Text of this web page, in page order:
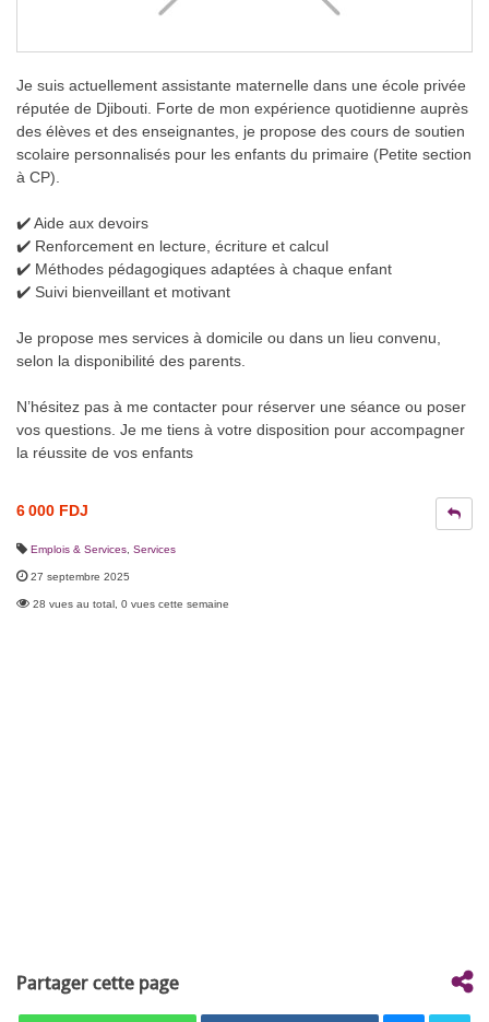
Je suis actuellement assistante maternelle dans une école privée
réputée de Djibouti. Forte de mon expérience quotidienne auprès
des élèves et des enseignantes, je propose des cours de soutien
scolaire personnalisés pour les enfants du primaire (Petite section
à CP).
✔️ Aide aux devoirs
✔️ Renforcement en lecture, écriture et calcul
✔️ Méthodes pédagogiques adaptées à chaque enfant
✔️ Suivi bienveillant et motivant
Je propose mes services à domicile ou dans un lieu convenu,
selon la disponibilité des parents.
N’hésitez pas à me contacter pour réserver une séance ou poser
vos questions. Je me tiens à votre disposition pour accompagner
la réussite de vos enfants
6 000 FDJ
Emplois & Services Services
27 septembre 2025
28 vues au total, 0 vues cette semaine
Partager cette page